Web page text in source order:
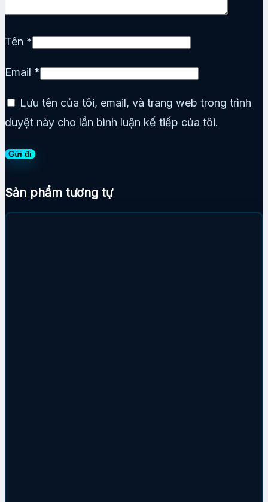
Tên *
Email *
Lưu tên của tôi, email, và trang web trong trình
duyệt này cho lần bình luận kế tiếp của tôi.
Sản phẩm tương tự